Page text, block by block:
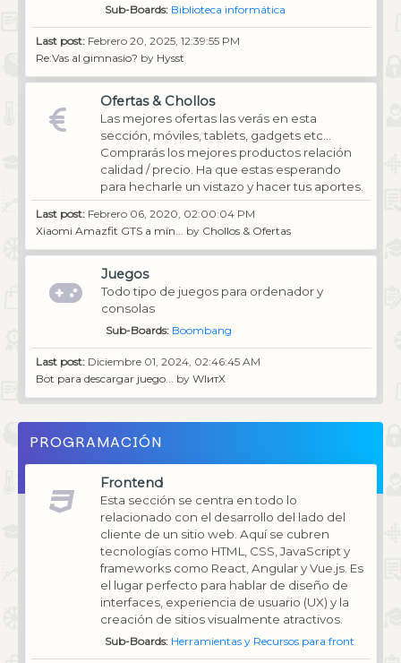
Sub-Boards Biblioteca informática
Last post: Febrero 20, 2025, 12:39:55 PM
Re:Vas al gimnasio? by Hysst
Ofertas & Chollos
Las mejores ofertas las verás en esta
sección, móviles, tablets, gadgets etc...
Comprarás los mejores productos relación
calidad / precio. Ha que estas esperando
para hecharle un vistazo y hacer tus aportes.
Last post: Febrero 06, 2020, 02:00:04 PM
Xiaomi Amazfit GTS a mín... by Chollos & Ofertas
Juegos
Todo tipo de juegos para ordenador y
consolas
Sub-Boards Boombang
Last post: Diciembre 01, 2024, 02:46:45 AM
Bot para descargar juego... by WIитX
PROGRAMACIÓN
Frontend
Esta sección se centra en todo lo
relacionado con el desarrollo del lado del
cliente de un sitio web. Aquí se cubren
tecnologías como HTML, CSS, JavaScript y
frameworks como React, Angular y Vue.js. Es
el lugar perfecto para hablar de diseño de
interfaces, experiencia de usuario (UX) y la
creación de sitios visualmente atractivos.
Sub-Boards Herramientas y Recursos para front